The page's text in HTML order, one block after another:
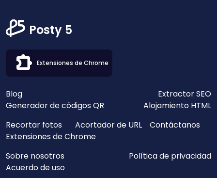
Posty 5
Extensiones de Chrome
Blog
Extractor SEO
Generador de códigos QR
Alojamiento HTML
Recortar fotos
Acortador de URL
Contáctanos
Extensiones de Chrome
Sobre nosotros
Política de privacidad
Acuerdo de uso